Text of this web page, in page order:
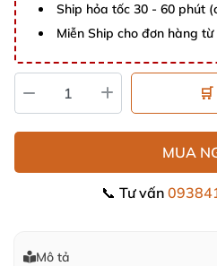
Ship hỏa tốc 30 - 60 phút
Miễn Ship cho đơn hàng từ
MUA
📞 Tư vấn
Mô tả